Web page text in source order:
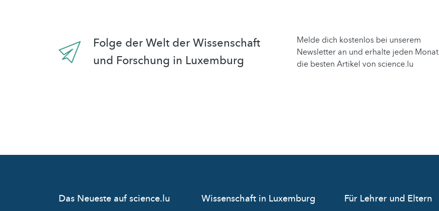
Folge der Welt der Wissenschaft
und Forschung in Luxemburg
Melde dich kostenlos bei unserem
Newsletter an und erhalte jeden Monat
die besten Artikel von science.lu
Das Neueste auf science.lu
Wissenschaft in Luxemburg Für Lehrer und Eltern